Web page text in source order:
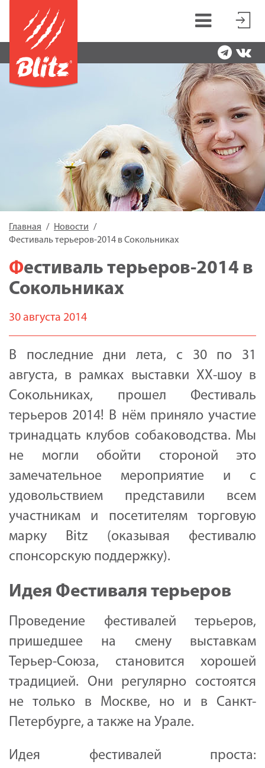
Главная
Новости
Фестиваль терьеров-2014 в Сокольниках
Фестиваль терьеров-2014 в
Сокольниках
30 августа 2014
В последние дни лета, с 30 по 31
августа, в рамках выставки ХХ-шоу в
Сокольниках, прошел Фестиваль
терьеров 2014! В нём приняло участие
тринадцать клубов собаководства. Мы
не могли обойти стороной это
замечательное мероприятие и с
удовольствием представили всем
участникам и посетителям торговую
марку Bitz (оказывая фестивалю
спонсорскую поддержку).
Идея Фестиваля терьеров
Проведение фестивалей терьеров,
пришедшее на смену выставкам
Терьер-Союза, становится хорошей
традицией. Они регулярно состоятся
не только в Москве, но и в Санкт-
Петербурге, а также на Урале.
Идея фестивалей проста: